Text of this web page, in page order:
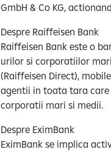
GmbH & Co KG,
Despre Raiffeisen Bank
Raiffeisen Bank este o
urilor si corporatiilor
(Raiffeisen Direct),
agentii in toata tara care
corporatii mari si medii.
Despre EximBank
EximBank se implica